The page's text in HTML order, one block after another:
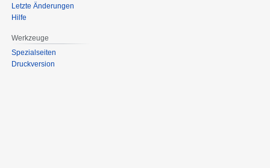
Letzte Änderungen
Hilfe
Werkzeuge
Spezialseiten
Druckversion